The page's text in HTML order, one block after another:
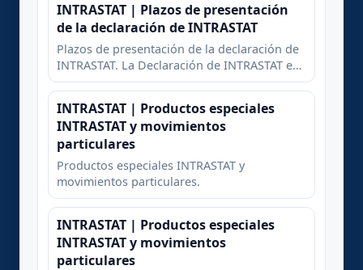
INTRASTAT | Plazos de presentación
de la declaración de INTRASTAT
Plazos de presentación de la declaración de
INTRASTAT. La Declaración de INTRASTAT es
de obligada presentación como máximo el
contraído la obligación de presentarla
INTRASTAT | Productos especiales
INTRASTAT y movimientos
particulares
Productos especiales INTRASTAT y
movimientos particulares.
INTRASTAT | Productos especiales
INTRASTAT y movimientos
particulares